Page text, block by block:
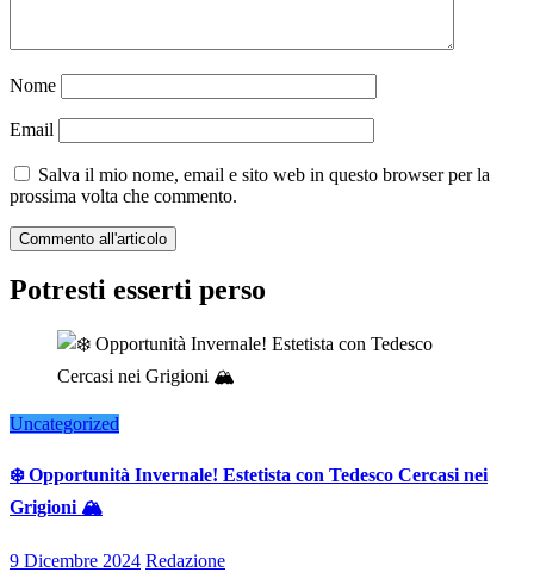
Nome
Email
Salva il mio nome, email e sito web in questo browser per la
prossima volta che commento.
Potresti esserti perso
Uncategorized
❄️ Opportunità Invernale! Estetista con Tedesco Cercasi nei
Grigioni 🏔️
9 Dicembre 2024 Redazione